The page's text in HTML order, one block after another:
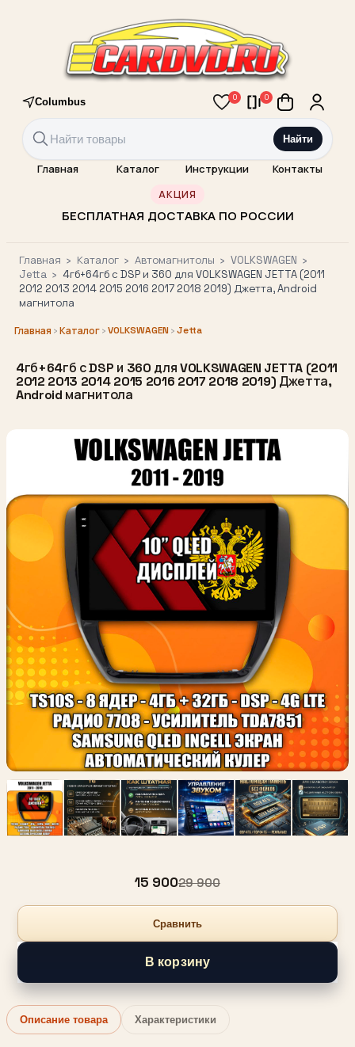
Columbus 0 0
Найти
Главная Каталог Инструкции Контакты
АКЦИЯ
БЕСПЛАТНАЯ ДОСТАВКА ПО РОССИИ
Главная › Каталог › Автомагнитолы › VOLKSWAGEN ›
Jetta › 4гб+64гб с DSP и 360 для VOLKSWAGEN JETTA (2011
2012 2013 2014 2015 2016 2017 2018 2019) Джетта, Android
магнитола
Главная ›Каталог›VOLKSWAGEN ›Jetta
4гб+64гб с DSP и 360 для VOLKSWAGEN JETTA (2011
2012 2013 2014 2015 2016 2017 2018 2019) Джетта,
Android магнитола
15 90029 900
Сравнить
В корзину
Описание товара Характеристики